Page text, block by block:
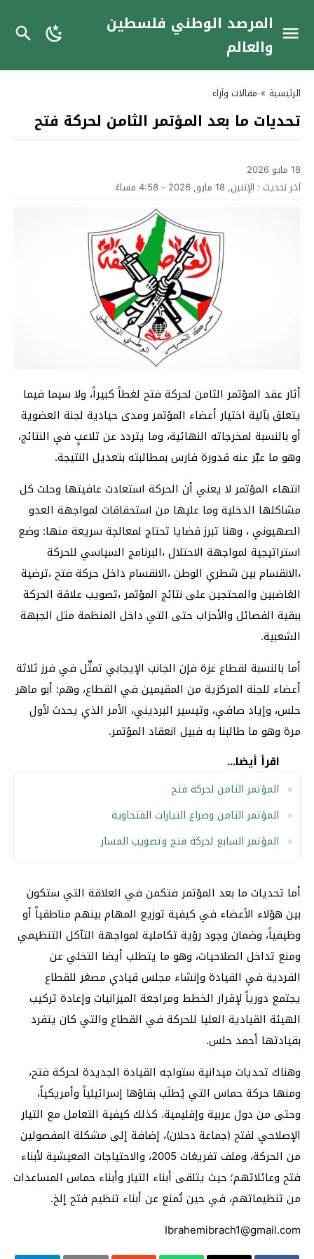
المرصد الوطني فلسطين
والعالم
الرئيسية » مقالات وآراء
تحديات ما بعد المؤتمر الثامن لحركة فتح
18 مايو 2026
آخر تحديث : الإثنين, 18 مايو, 2026 - 4:58 مساءً
أثار عقد المؤتمر الثامن لحركة فتح لغطاً كبيراً، ولا سيما فيما
يتعلق بآلية اختيار أعضاء المؤتمر ومدى حيادية لجنة العضوية
أو بالنسبة لمخرجاته النهائية، وما يتردد عن تلاعبٍ في النتائج،
وهو ما عبّر عنه قدورة فارس بمطالبته بتعديل النتيجة.
انتهاء المؤتمر لا يعني أن الحركة استعادت عافيتها وحلت كل
مشاكلها الدخلية وما عليها من استحقاقات لمواجهة العدو
الصهيوني ، وهنا تبرز قضايا تحتاج لمعالجة سريعة منها: وضع
استراتيجية لمواجهة الاحتلال ،البرنامج السياسي للحركة
،الانقسام بين شطري الوطن ،الانقسام داخل حركة فتح ،ترضية
الغاضبين والمحتجين على نتائج المؤتمر ،تصويب علاقة الحركة
ببقية الفصائل والأحزاب حتى التي داخل المنظمة مثل الجبهة
الشعبية.
أما بالنسبة لقطاع غزة فإن الجانب الإيجابي تمثّل في فرز ثلاثة
أعضاء للجنة المركزية من المقيمين في القطاع، وهم: أبو ماهر
حلس، وإياد صافي، وتيسير البرديني، الأمر الذي يحدث لأول
مرة وهو ما طالبنا به فبيل انعقاد المؤتمر.
اقرأ أيضا...
المؤتمر الثامن لحركة فتح
المؤتمر الثامن وصراع التيارات الفتحاوية
المؤتمر السابع لحركة فتح وتصويب المسار
أما تحديات ما بعد المؤتمر فتكمن في العلاقة التي ستكون
بين هؤلاء الأعضاء في كيفية توزيع المهام بينهم مناطقياً أو
وظيفياً، وضمان وجود رؤية تكاملية لمواجهة التآكل التنظيمي
ومنع تداخل الصلاحيات، وهو ما يتطلب أيضا التخلي عن
الفردية في القيادة وإنشاء مجلس قيادي مصغر للقطاع
يجتمع دورياً لإقرار الخطط ومراجعة الميزانيات وإعادة تركيب
الهيئة القيادية العليا للحركة في القطاع والتي كان يتفرد
بقيادتها أحمد حلس.
وهناك تحديات ميدانية ستواجه القيادة الجديدة لحركة فتح،
ومنها حركة حماس التي يُطلَب بقاؤها إسرائيلياً وأمريكياً،
وحتى من دول عربية وإقليمية. كذلك كيفية التعامل مع التيار
الإصلاحي لفتح (جماعة دحلان)، إضافة إلى مشكلة المفصولين
من الحركة، وملف تفريغات 2005، والاحتياجات المعيشية لأبناء
فتح وعائلاتهم؛ حيث يتلقى أبناء التيار وأبناء حماس المساعدات
من تنظيماتهم، في حين تُمنع عن أبناء تنظيم فتح إلخ.
Ibrahemibrach1@gmail.com